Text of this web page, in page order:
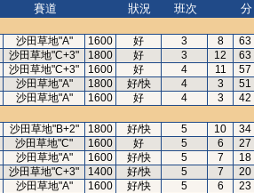
賽道
狀況
班次
分
沙田草地"A" 1600 好 3 8
63
沙田草地"C+3" 1800 好 3 12
63
沙田草地"C+3" 1600 好 4 11
57
沙田草地"A" 1800 好/快 4 3
51
沙田草地"A" 1600 好 4 3
42
沙田草地"B+2" 1800 好/快 5 10
34
沙田草地"C" 1600 好 5 6
27
沙田草地"A" 1600 好/快 5 7
18
沙田草地"C+3" 1400 好/快 5 7
20
沙田草地"A" 1600 好/快 5 6
23